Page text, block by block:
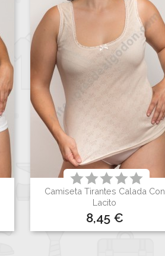
Camiseta Tirantes Calada Con
Lacito
Precio
8,45 €
Vista rápida
BlancoNegro